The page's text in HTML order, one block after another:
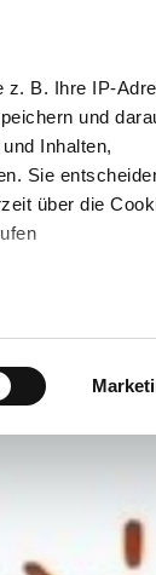
z. B. Ihre IP-
und
Inhalten,
Sie
über die
für
Danke, dass